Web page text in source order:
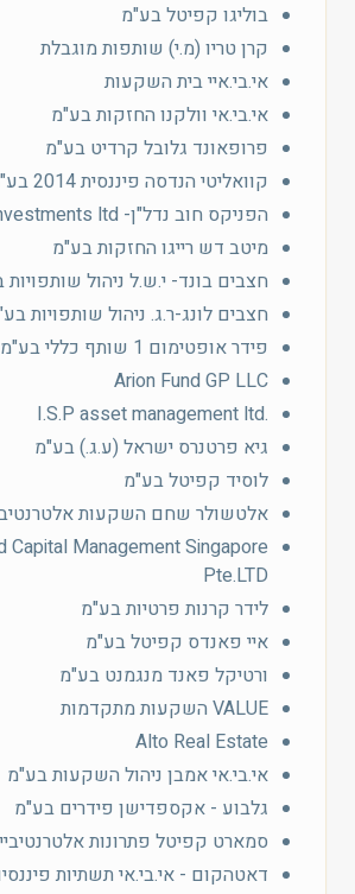
בוליגו קפיטל בע"מ
קרן טריו (מ.י) שותפות מוגבלת
אי.בי.איי בית השקעות
אי.בי.אי וולקנו החזקות בע"מ
פרופאונד גלובל קרדיט בע"מ
קוואליטי הנדסה פיננסית 2014 בע"מ
הפניקס חוב נדל"ן- KYC Investments ltd
מיטב דש רייגו החזקות בע"מ
חצבים בונד- י.ש.ל ניהול
חצבים לונג-ר.ג. ניהול שותפויות
פידר אופטימום 1 שותף כללי בע"מ
Arion Fund GP LLC
.I.S.P asset management ltd
גיא פרטנרס ישראל (ע.ג.) בע"מ
לוסיד קפיטל בע"מ
אלטשולר שחם השקעות
Capital Management Singapore
Pte.LTD
לידר קרנות פרטיות בע"מ
איי פאנדס קפיטל בע"מ
ורטיקל פאנד מנגמנט בע"מ
VALUE השקעות מתקדמות
Alto Real Estate
אי.בי.אי אמבן ניהול השקעות בע"מ
גלבוע - אקספדישן פידרים בע"מ
סמארט קפיטל פתרונות
דאטהקום - אי.בי.אי תשתיות